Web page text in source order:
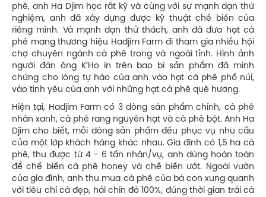
phê, anh Ha Djim học rất kỹ và cùng với sự mạnh dạn thử
nghiệm, anh đã xây dựng được kỹ thuật chế biến của
riêng mình. Và mạnh dạn thử thách, anh đã đưa hạt cà
phê mang thương hiệu Hadjim Farm đi tham gia nhiều hội
chợ chuyên ngành cà phê trong và ngoài tỉnh. Hình ảnh
người đàn ông K’Ho in trên bao bì sản phẩm đã minh
chứng cho lòng tự hào của anh vào hạt cà phê phố núi,
vào tình yêu của anh với những hạt cà phê quê hương.
Hiện tại, Hadjim Farm có 3 dòng sản phẩm chính, cà phê
nhân xanh, cà phê rang nguyên hạt và cà phê bột. Anh Ha
Djim cho biết, mỗi dòng sản phẩm đều phục vụ nhu cầu
của một lớp khách hàng khác nhau. Gia đình có 1,5 ha cà
phê, thu được từ 4 - 6 tấn nhân/vụ, anh dùng hoàn toàn
để chế biến cà phê honey và chế biến ướt. Ngoài vườn
của gia đình, anh thu mua cà phê của bà con xung quanh
với tiêu chí cà đẹp, hái chín đỏ 100%, đúng thời gian trái cà